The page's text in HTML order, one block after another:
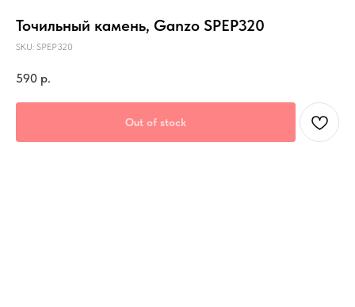
Точильный камень, Ganzo SPEP320
SKU: SPEP320
590 р.
Out of stock